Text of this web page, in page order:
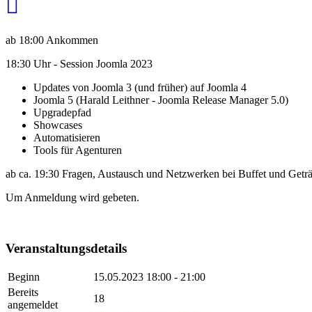
ab 18:00 Ankommen
18:30 Uhr - Session Joomla 2023
Updates von Joomla 3 (und früher) auf Joomla 4
Joomla 5 (Harald Leithner - Joomla Release Manager 5.0)
Upgradepfad
Showcases
Automatisieren
Tools für Agenturen
ab ca. 19:30 Fragen, Austausch und Netzwerken bei Buffet und
Um Anmeldung wird gebeten.
Veranstaltungsdetails
Beginn 15.05.2023 18:00 - 21:00
Bereits
angemeldet
18